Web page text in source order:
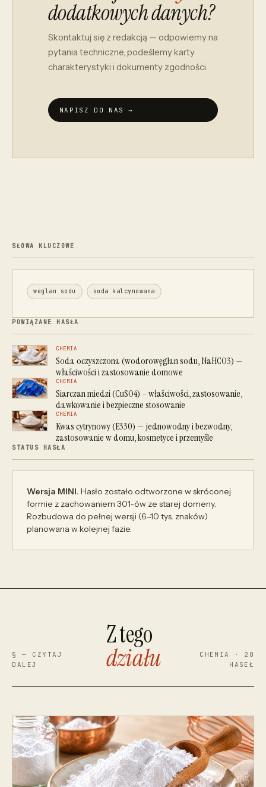
dodatkowych danych?
Skontaktuj się z redakcją — odpowiemy na
pytania techniczne, podeślemy karty
charakterystyki i dokumenty zgodności.
NAPISZ DO NAS →
SŁOWA KLUCZOWE
weglan sodu soda kalcynowana
POWIĄZANE HASŁA
CHEMIA
Soda oczyszczona (wodorowęglan sodu, NaHCO3) —
właściwości i zastosowanie domowe
CHEMIA
Siarczan miedzi (CuSO4) – właściwości, zastosowanie,
dawkowanie i bezpieczne stosowanie
CHEMIA
Kwas cytrynowy (E330) — jednowodny i bezwodny,
zastosowanie w domu, kosmetyce i przemyśle
STATUS HASŁA
Wersja MINI. Hasło zostało odtworzone w skróconej
formie z zachowaniem 301-ów ze starej domeny.
Rozbudowa do pełnej wersji (6–10 tys. znaków)
planowana w kolejnej fazie.
§ — CZYTAJ
DALEJ
Z tego
działu
CHEMIA · 20
HASEŁ